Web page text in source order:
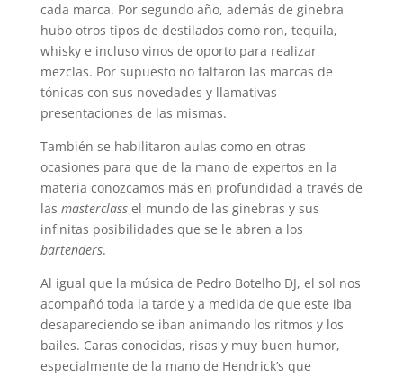
cada marca. Por segundo año, además de ginebra
hubo otros tipos de destilados como ron, tequila,
whisky e incluso vinos de oporto para realizar
mezclas. Por supuesto no faltaron las marcas de
tónicas con sus novedades y llamativas
presentaciones de las mismas.
También se habilitaron aulas como en otras
ocasiones para que de la mano de expertos en la
materia conozcamos más en profundidad a través de
las masterclassel mundo de las ginebras y sus
infinitas posibilidades que se le abren a los
bartenders.
Al igual que la música de Pedro Botelho DJ, el sol nos
acompañó toda la tarde y a medida de que este iba
desapareciendo se iban animando los ritmos y los
bailes. Caras conocidas, risas y muy buen humor,
especialmente de la mano de Hendrick’s que